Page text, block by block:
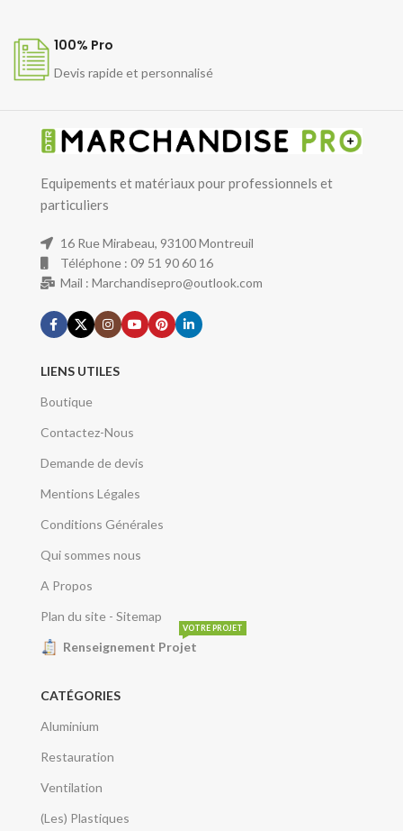
100% Pro
Devis rapide et personnalisé
Equipements et matériaux pour professionnels et
particuliers
16 Rue Mirabeau, 93100 Montreuil
Téléphone : 09 51 90 60 16
Mail : Marchandisepro@outlook.com
LIENS UTILES
Boutique
Contactez-Nous
Demande de devis
Mentions Légales
Conditions Générales
Qui sommes nous
A Propos
Plan du site - Sitemap
Renseignement Projet
VOTRE PROJET
CATÉGORIES
Aluminium
Restauration
Ventilation
(Les) Plastiques